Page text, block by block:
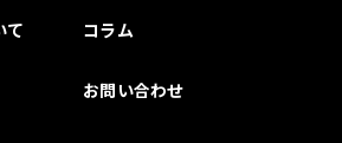
て コラム
お問い合わせ